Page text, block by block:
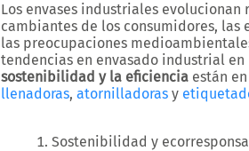
Los envases industriales
cambiantes de los consumidores,
las preocupaciones
tendencias en envasado industrial en
sostenibilidad y la eficiencia están
llenadoras, atornilladoras y
Sostenibilidad y